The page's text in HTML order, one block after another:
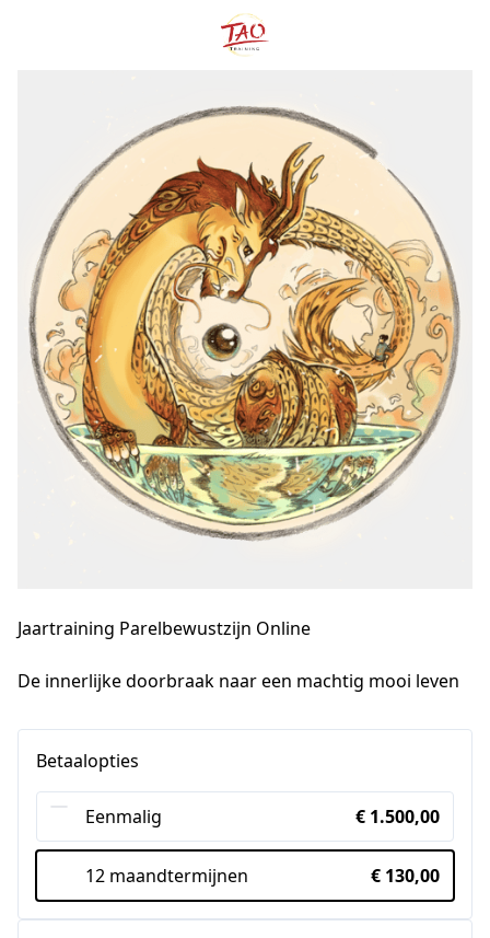
Jaartraining Parelbewustzijn Online
De innerlijke doorbraak naar een machtig mooi leven
Betaalopties
Eenmalig € 1.500,00
12 maandtermijnen € 130,00